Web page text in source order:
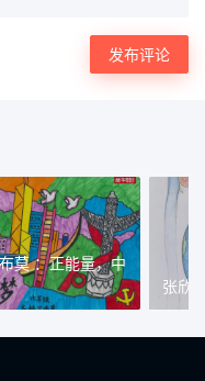
莫 ：正能量，中
张欣